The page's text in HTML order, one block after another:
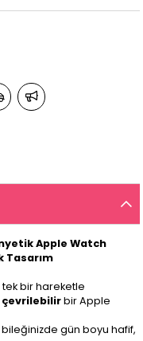
Apple Watch
Tasarım
bir hareketle
bir Apple
bileğinizde gün boyu hafif,